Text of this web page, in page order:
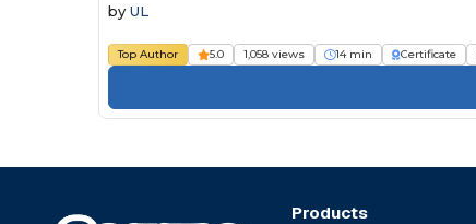
by UL
Top Author 5.0 1,058 views 14 min Certificate
Products